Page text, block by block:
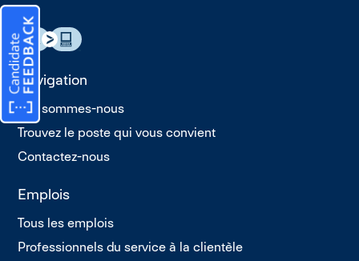
Navigation
Qui sommes-nous
Trouvez le poste qui vous convient
Contactez-nous
Emplois
Tous les emplois
Professionnels du service à la clientèle